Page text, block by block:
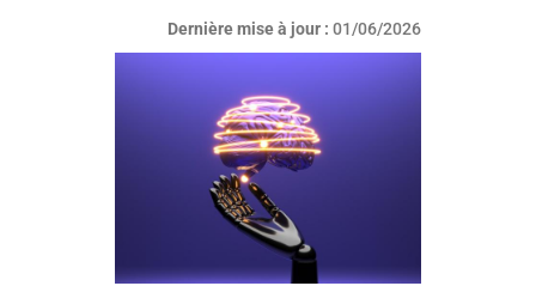
Dernière mise à jour :01/06/2026